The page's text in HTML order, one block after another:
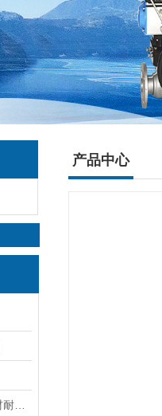
产品中心